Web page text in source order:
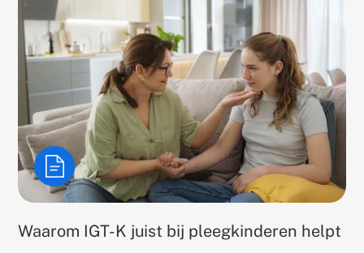
Waarom IGT-K juist bij pleegkinderen helpt